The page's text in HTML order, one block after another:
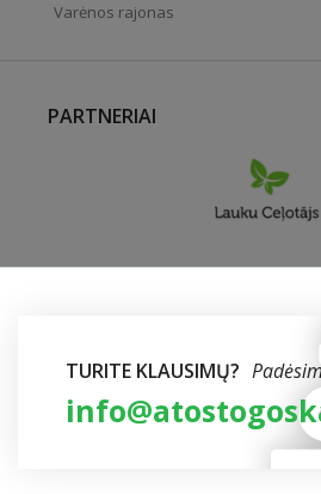
Varėnos rajonas
PARTNERIAI
TURITE KLAUSIMŲ?